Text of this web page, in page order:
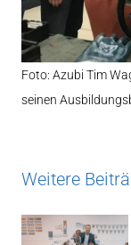
Foto: Azubi Tim
seinen
Weitere